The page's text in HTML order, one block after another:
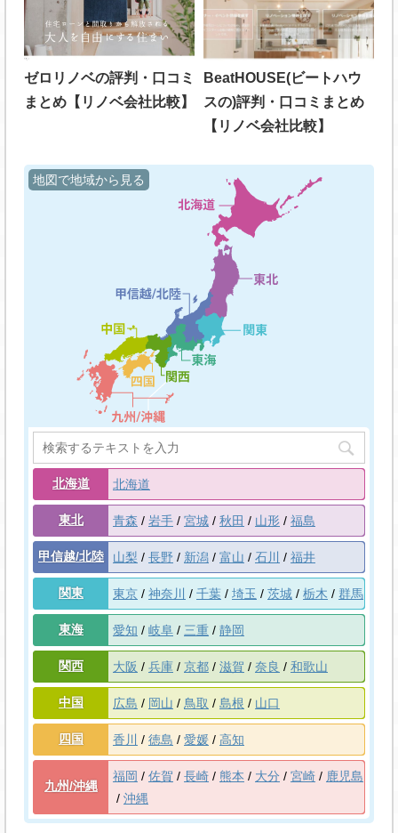
ゼロリノベの評判・口コミ
まとめ【リノベ会社比較】
BeatHOUSE(ビートハウ
スの)評判・口コミまとめ
【リノベ会社比較】
地図で地域から見る
北海道 北海道
東北 青森 岩手 宮城 秋田 山形 福島
甲信越/北陸 山梨 長野 新潟 富山 石川 福井
関東 東京 神奈川 千葉 埼玉 茨城 栃木 群馬
東海 愛知 岐阜 三重 静岡
関西 大阪 兵庫 京都 滋賀 奈良 和歌山
中国 広島 岡山 鳥取 島根 山口
四国 香川 徳島 愛媛 高知
九州/沖縄
福岡 佐賀 長崎 熊本 大分 宮崎
鹿児島
沖縄